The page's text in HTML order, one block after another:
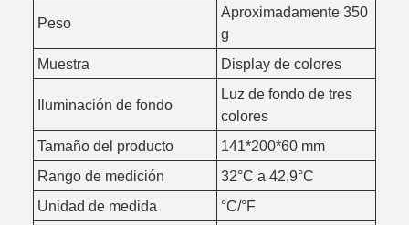
Peso
Aproximadamente 350
g
Muestra
Display de colores
Iluminación de fondo
Luz de fondo de tres
colores
Tamaño del producto
141*200*60 mm
Rango de medición
32°C a 42,9°C
Unidad de medida
°C/°F